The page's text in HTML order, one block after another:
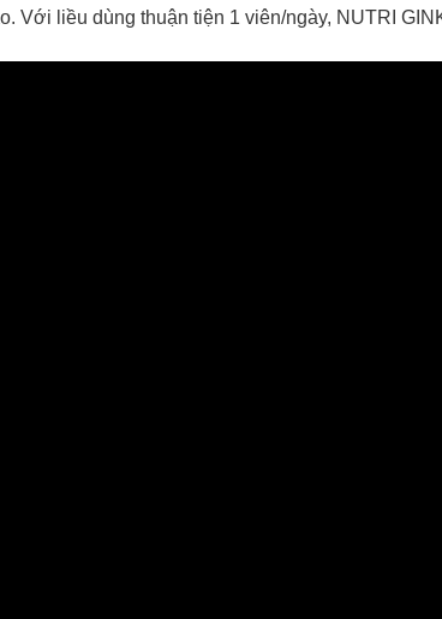
Với liều dùng thuận tiện 1 viên/ngày, NUTRI